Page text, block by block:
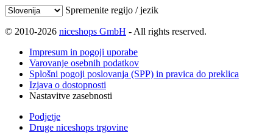
Spremenite regijo / jezik
© 2010-2026 niceshops GmbH - All rights reserved.
Impresum in pogoji uporabe
Varovanje osebnih podatkov
Splošni pogoji poslovanja (SPP) in pravica do preklica
Izjava o dostopnosti
Nastavitve zasebnosti
Podjetje
Druge niceshops trgovine